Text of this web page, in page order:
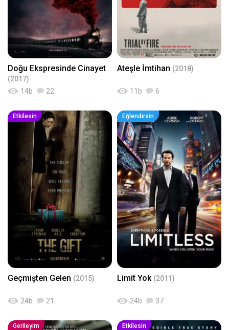
Doğu Ekspresinde Cinayet
(2017)
14b 22
Ateşle İmtihan (2018)
11 b 6
Etkilesin
Geçmişten Gelen (2015)
24b 21
Eğlendirsin
Limit Yok (2011)
24b 37
Gerileyim Etkilesin